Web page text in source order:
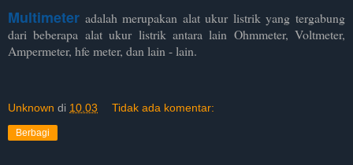
Multimeter adalah merupakan alat ukur listrik yang tergabung
dari beberapa alat ukur listrik antara lain Ohmmeter, Voltmeter,
Ampermeter, hfe meter, dan lain - lain.
Unknown di 10.03 Tidak ada komentar:
Berbagi